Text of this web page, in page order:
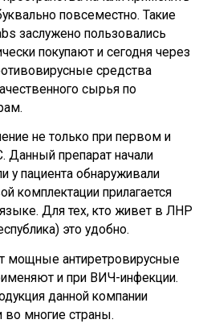
повсеместно. Такие
заслужено пользовались
покупают и сегодня через
средства
сырья по
не только при первом и
препарат начали
у пациента обнаруживали
комплектации прилагается
Для тех, кто живет в ЛНР
это удобно.
мощные антиретровирусные
и при ВИЧ-инфекции.
данной компании
во многие страны.